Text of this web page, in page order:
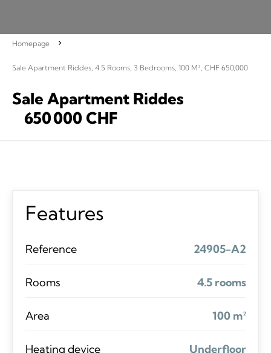
Homepage
Sale Apartment Riddes, 4.5 Rooms, 3 Bedrooms, 100 M², CHF 650,000
Sale Apartment Riddes
650 000 CHF
Features
Reference 24905-A2
Rooms 4.5 rooms
Area 100 m²
Heating device Underfloor